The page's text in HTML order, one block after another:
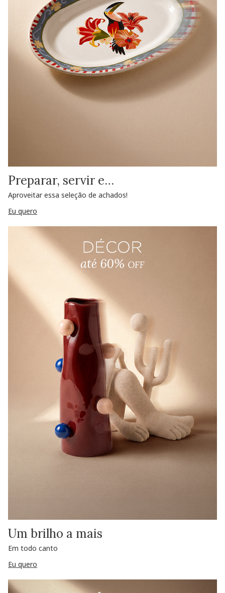
Preparar, servir e…
Aproveitar essa seleção de achados!
Eu quero
Um brilho a mais
Em todo canto
Eu quero